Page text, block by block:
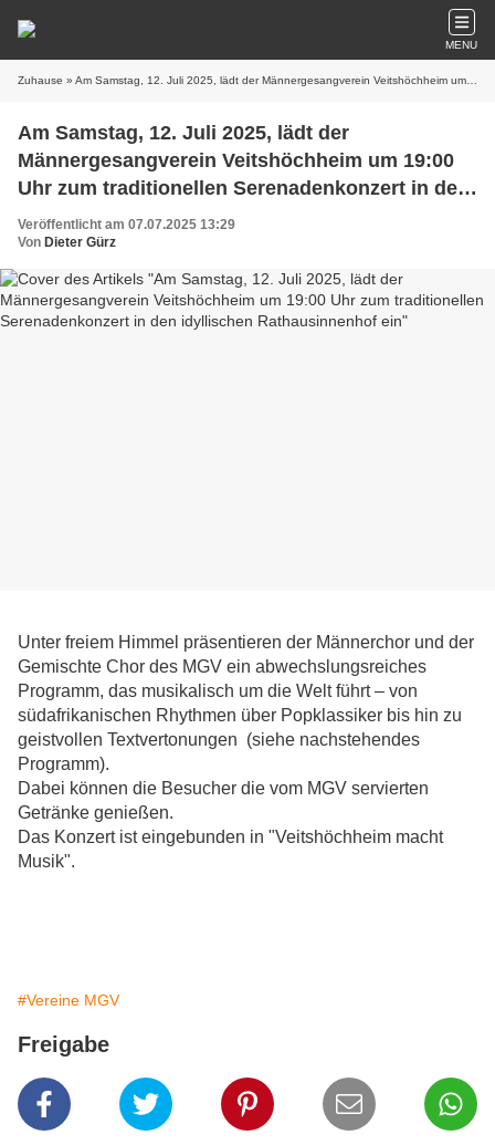
MENU
Zuhause » Am Samstag, 12. Juli 2025, lädt der Männergesangverein Veitshöchheim um 19:00 Uhr zum traditionellen Serenadenkonzert in den idyllischen Rathausinnenhof ein
Am Samstag, 12. Juli 2025, lädt der
Männergesangverein Veitshöchheim um 19:00
Uhr zum traditionellen Serenadenkonzert in den
idyllischen Rathausinnenhof ein
Veröffentlicht am 07.07.2025 13:29
Von Dieter Gürz
Unter freiem Himmel präsentieren der Männerchor und der
Gemischte Chor des MGV ein abwechslungsreiches
Programm, das musikalisch um die Welt führt – von
südafrikanischen Rhythmen über Popklassiker bis hin zu
geistvollen Textvertonungen (siehe nachstehendes
Programm).
Dabei können die Besucher die vom MGV servierten
Getränke genießen.
Das Konzert ist eingebunden in "Veitshöchheim macht
Musik".
#Vereine MGV
Freigabe